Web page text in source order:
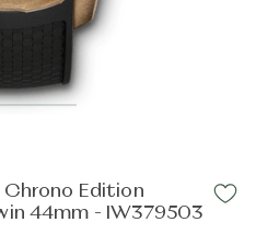
Chrono Edition
44mm - IW379503